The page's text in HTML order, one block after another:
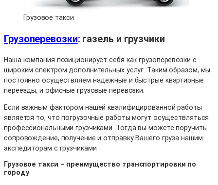
Грузовое такси
Грузоперевозки: газель и грузчики
Наша компания позиционирует себя как грузоперевозки с
широким спектром дополнительных услуг. Таким образом, мы
постоянно осуществляем надежные и быстрые квартирные
переезды, и офисные грузовые перевозки.
Если важным фактором нашей квалифицированной работы
является то, что погрузочные работы могут осуществляться
профессиональными грузчиками. Тогда вы можете поручить
сопровождение, получение и отправку Вашего груза нашим
экспедиторам с грузчиками.
Грузовое такси – преимущество транспортировки по
городу